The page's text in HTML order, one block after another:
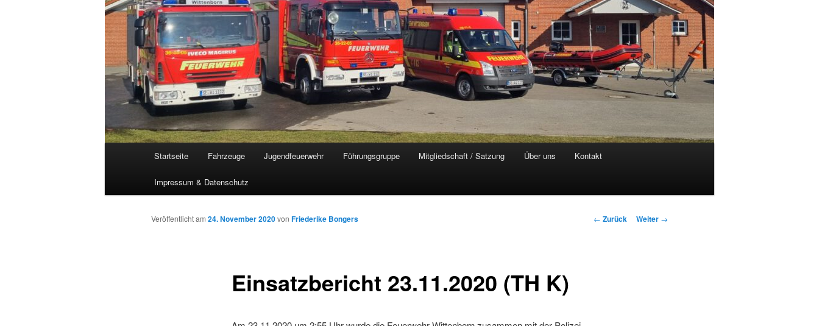
Startseite Fahrzeuge Jugendfeuerwehr Führungsgruppe Mitgliedschaft / Satzung Über uns Kontakt
Impressum & Datenschutz
Beitrags-
← Zurück Weiter →
Einsatzbericht 23.11.2020 (TH K)
Veröffentlicht am 24. November 2020von Friederike Bongers